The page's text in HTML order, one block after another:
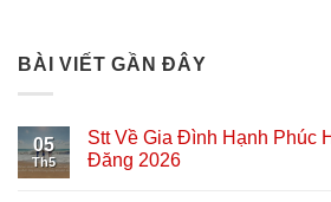
BÀI VIẾT GẦN ĐÂY
05
Th5
Stt Về Gia Đình Hạnh Phúc
Đăng 2026